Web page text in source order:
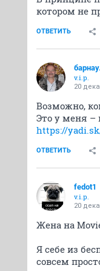
котором не
ОТВЕТИТЬ
v.i.p.
20
Возможно,
Это у меня –
https://
ОТВЕТИТЬ
fedot1
v.i.p.
20
Жена на
Я себе из
совсем